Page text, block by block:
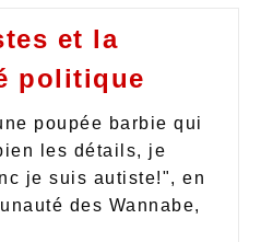
et la
politique
poupée barbie qui
les détails, je
je suis autiste!", en
des Wannabe,